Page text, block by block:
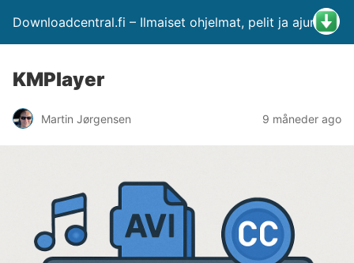
Downloadcentral.fi – Ilmaiset ohjelmat, pelit ja ajurit
KMPlayer
Martin Jørgensen 9 måneder ago